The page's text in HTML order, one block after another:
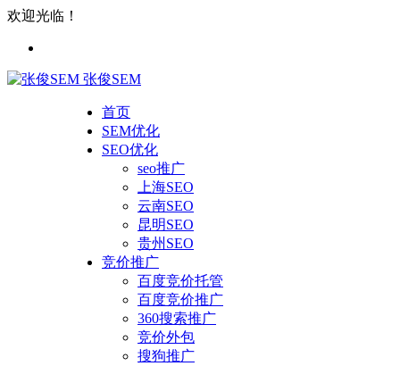
欢迎光临！
张俊SEM
首页
SEM优化
SEO优化
seo推广
上海SEO
云南SEO
昆明SEO
贵州SEO
竞价推广
百度竞价托管
百度竞价推广
360搜索推广
竞价外包
搜狗推广